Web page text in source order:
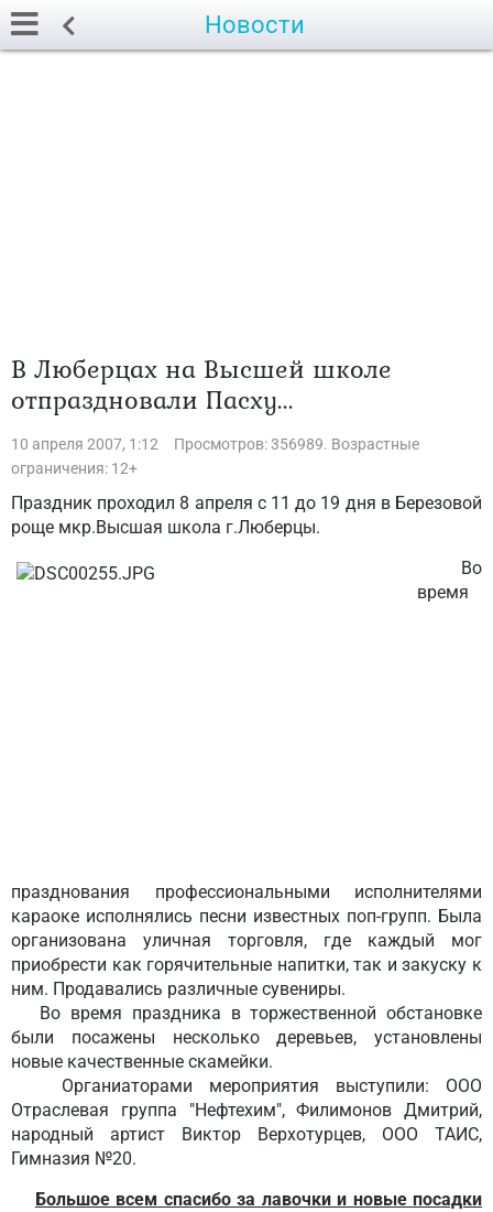
Новости
В Люберцах на Высшей школе
отпраздновали Пасху...
10 апреля 2007, 1:12
Просмотров: 356989. Возрастные
ограничения: 12+
Праздник проходил 8 апреля с 11 до 19 дня в Березовой
роще мкр.Высшая школа г.Люберцы.
Во
время
празднования профессиональными исполнителями
караоке исполнялись песни известных поп-групп. Была
организована уличная торговля, где каждый мог
приобрести как горячительные напитки, так и закуску к
ним. Продавались различные сувениры.
Во время праздника в торжественной обстановке
были посажены несколько деревьев, установлены
новые качественные скамейки.
Органиаторами мероприятия выступили: ООО
Отраслевая группа "Нефтехим", Филимонов Дмитрий,
народный артист Виктор Верхотурцев, ООО ТАИС,
Гимназия №20.
Большое всем спасибо за лавочки и новые посадки